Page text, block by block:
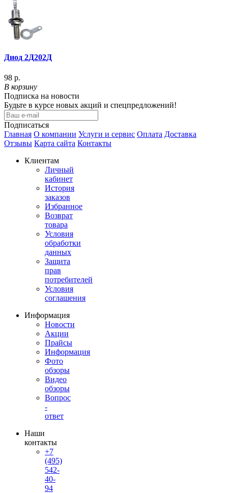
Диод 2Д202Д
98 р.
В корзину
Подписка на новости
Будьте в курсе новых акций и спецпредложений!
Подписаться
Главная О компании Услуги и сервис Оплата Доставка
Отзывы Карта сайта Контакты
Клиентам
Личный
кабинет
История
заказов
Избранное
Возврат
товара
Условия
обработки
данных
Защита
прав
потребителей
Условия
соглашения
Информация
Новости
Акции
Прайсы
Информация
Фото
обзоры
Видео
обзоры
Вопрос
-
ответ
Наши
контакты
+7
(495)
542-
40-
94